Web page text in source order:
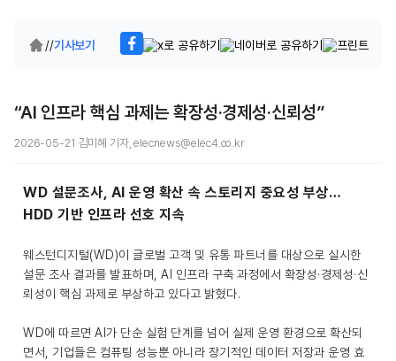
//기사보기
“AI 인프라 핵심 과제는 확장성·경제성·신뢰성”
2026-05-21 김미혜 기자, elecnews@elec4.co.kr
WD 설문조사, AI 운영 확산 속 스토리지 중요성 부상…
HDD 기반 인프라 선호 지속
웨스턴디지털(WD)이 글로벌 고객 및 유통 파트너를 대상으로 실시한
설문 조사 결과를 발표하며, AI 인프라 구축 과정에서 확장성·경제성·신
뢰성이 핵심 과제로 부상하고 있다고 밝혔다.
WD에 따르면 AI가 단순 실험 단계를 넘어 실제 운영 환경으로 확산되
면서, 기업들은 컴퓨팅 성능뿐 아니라 장기적인 데이터 저장과 운영 효